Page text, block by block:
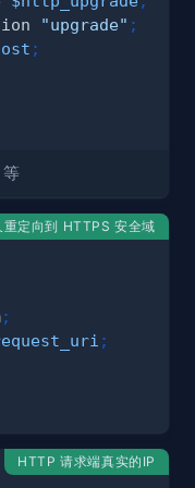
"upgrade" ;
;
重定向到 HTTPS 安全域
;
;
HTTP 请求端真实的IP